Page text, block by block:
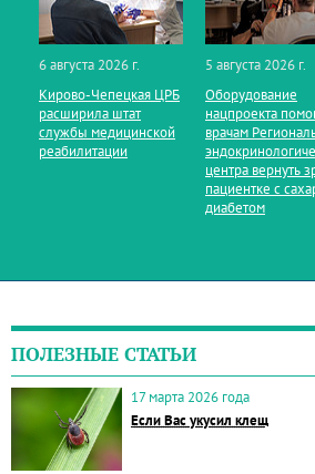
6 августа 2026 г.
Кирово‑Чепецкая ЦРБ
расширила штат
службы медицинской
реабилитации
5 августа 2026 г.
Оборудование
нацпроекта
врачам
центра вернуть
пациентке с
диабетом
ПОЛЕЗНЫЕ СТАТЬИ
17 марта 2026 года
Если Вас укусил клещ